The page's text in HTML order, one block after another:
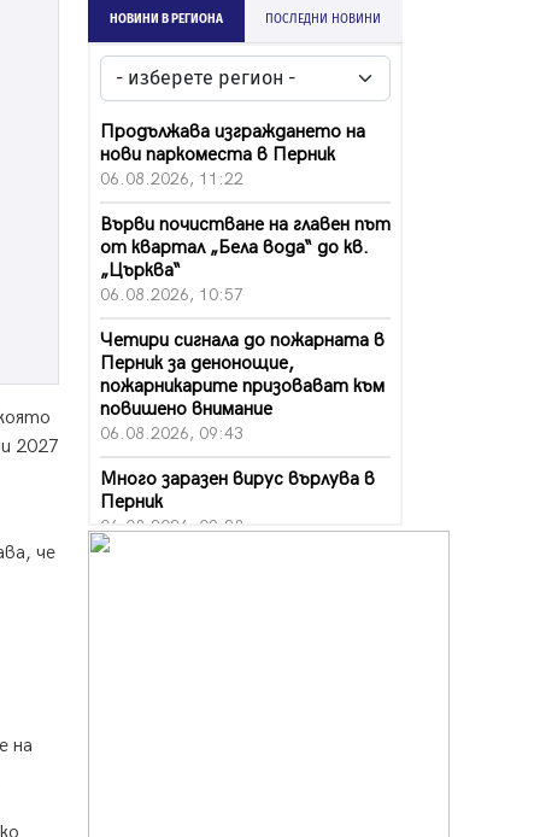
2027
че
на
НОВИНИ В РЕГИОНА ПОСЛЕДНИ НОВИНИ
Продължава изграждането на
нови паркоместа в Перник
06.08.2026, 11:22
Върви почистване на главен път
от квартал „Бела вода“ до кв.
„Църква“
06.08.2026, 10:57
Четири сигнала до пожарната в
Перник за денонощие,
пожарникарите призовават към
повишено внимание
06.08.2026, 09:43
Много заразен вирус върлува в
Перник
06.08.2026, 09:28